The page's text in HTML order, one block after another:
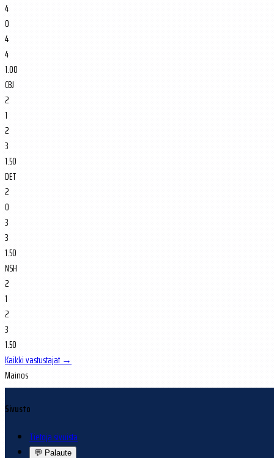
4
0
4
4
1.00
CBJ
2
1
2
3
1.50
DET
2
0
3
3
1.50
NSH
2
1
2
3
1.50
Kaikki vastustajat →
Mainos
Sivusto
Tietoja sivuista
💬 Palaute